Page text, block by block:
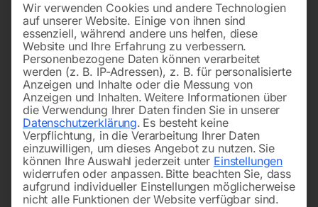
Wir verwenden Cookies und andere Technologien
auf unserer Website. Einige von ihnen sind
essenziell, während andere uns helfen, diese
Website und Ihre Erfahrung zu verbessern.
Personenbezogene Daten können verarbeitet
werden (z. B. IP-Adressen), z. B. für personalisierte
Anzeigen und Inhalte oder die Messung von
Anzeigen und Inhalten. Weitere Informationen über
die Verwendung Ihrer Daten finden Sie in unserer
Datenschutzerklärung. Es besteht keine
Verpflichtung, in die Verarbeitung Ihrer Daten
einzuwilligen, um dieses Angebot zu nutzen. Sie
können Ihre Auswahl jederzeit unter Einstellungen
widerrufen oder anpassen. Bitte beachten Sie, dass
aufgrund individueller Einstellungen möglicherweise
nicht alle Funktionen der Website verfügbar sind.